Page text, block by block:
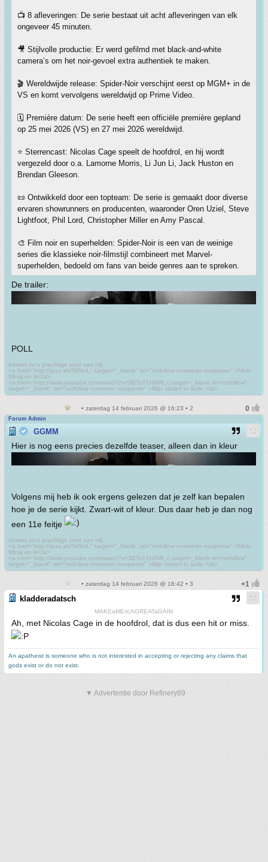
📺 8 afleveringen: De serie bestaat uit acht afleveringen van elk
ongeveer 45 minuten.
🎥 Stijlvolle productie: Er werd gefilmd met black-and-white
camera’s om het noir-gevoel extra authentiek te maken.
🎬 Wereldwijde release: Spider-Noir verschijnt eerst op MGM+ in de
VS en komt vervolgens wereldwijd op Prime Video.
🗓️ Première datum: De serie heeft een officiële première gepland
op 25 mei 2026 (VS) en 27 mei 2026 wereldwijd.
⭐ Sterrencast: Nicolas Cage speelt de hoofdrol, en hij wordt
vergezeld door o.a. Lamorne Morris, Li Jun Li, Jack Huston en
Brendan Gleeson.
📜 Ontwikkeld door een topteam: De serie is gemaakt door diverse
ervaren showrunners en producenten, waaronder Oren Uziel, Steve
Lightfoot, Phil Lord, Christopher Miller en Amy Pascal.
🎨 Film noir en superhelden: Spider-Noir is een van de weinige
series die klassieke noir-filmstijl combineert met Marvel-
superhelden, bedoeld om fans van beide genres aan te spreken.
De trailer:
POLL
Alweer zo'n prachtige post van mij.
<a href="http://puu.sh/3kNmL" target="_blank" rel="nofollow norererer noopener" >Nicki
Minaj en ik</a>
<a href="http://www.youtube.com/watch?v=3BTsY1HAW_c target=_blank rel=nofollow"
target="_blank" rel="nofollow norererer noopener" >Mijn vissen in actie.</a>
• zaterdag 14 februari 2026 @ 16:23 • 2
Forum Admin
GGMM
Hier is nog eens precies dezelfde teaser, alleen dan in kleur
Volgens mij heb ik ook ergens gelezen dat je zelf kan bepalen
hoe je de serie kijkt. Zwart-wit of kleur. Dus daar heb je dan nog
een 11e feitje
Alweer zo'n prachtige post van mij.
<a href="http://puu.sh/3kNmL" target="_blank" rel="nofollow norererer noopener" >Nicki
Minaj en ik</a>
<a href="http://www.youtube.com/watch?v=3BTsY1HAW_c target=_blank rel=nofollow"
target="_blank" rel="nofollow norererer noopener" >Mijn vissen in actie.</a>
• zaterdag 14 februari 2026 @ 16:42 • 3
kladderadatsch
MAKEaMEricAGREATaGAIN
Ah, met Nicolas Cage in de hoofdrol, dat is dus een hit or miss.
An apatheist is someone who is not interested in accepting or rejecting any claims that
gods exist or do not exist.
▼ Advertentie door Refinery89